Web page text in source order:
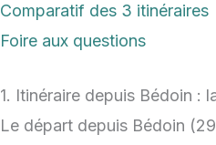
Comparatif des 3 itinéraires
Foire aux questions
1. Itinéraire depuis Bédoin :
Le départ depuis Bédoin